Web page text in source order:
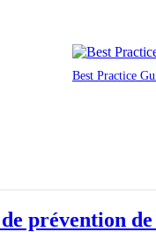
Best Practice
prévention